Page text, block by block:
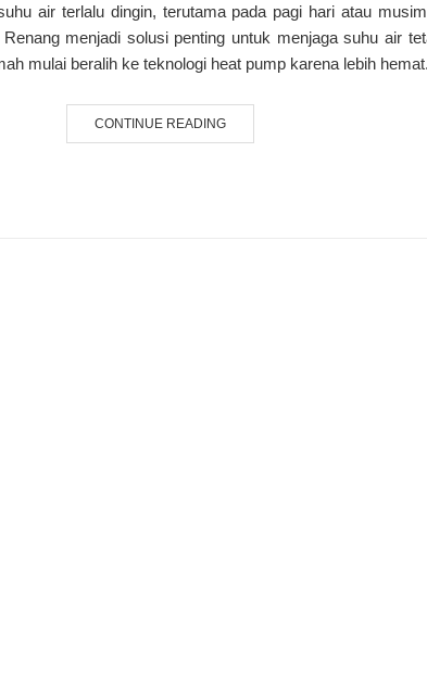
air terlalu dingin, terutama pada pagi hari atau
menjadi solusi penting untuk menjaga suhu air
mulai beralih ke teknologi heat pump karena lebih
CONTINUE READING